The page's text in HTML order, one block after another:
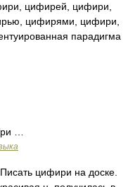
цифирей, цифири,
цифирями, цифири,
парадигма
…
цифири на доске.